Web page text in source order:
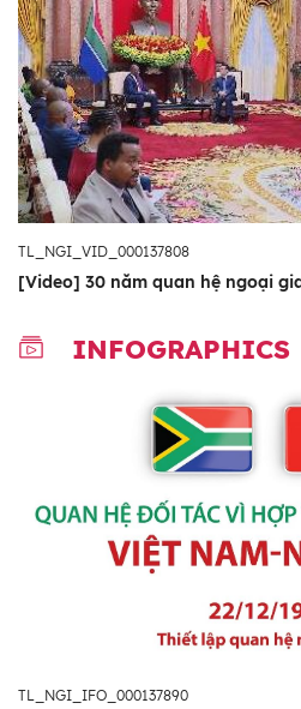
TL_NGI_VID_000137808
[Video] 30 năm quan hệ ngoại
INFOGRAPHICS
TL_NGI_IFO_000137890